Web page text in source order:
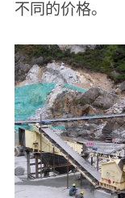
不同的价格。